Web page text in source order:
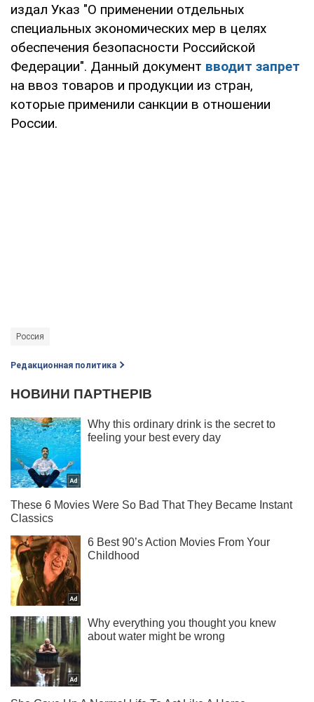
издал Указ "О применении отдельных
специальных экономических мер в целях
обеспечения безопасности Российской
Федерации". Данный документ вводит запрет
на ввоз товаров и продукции из стран,
которые применили санкции в отношении
России.
Россия
Редакционная политика